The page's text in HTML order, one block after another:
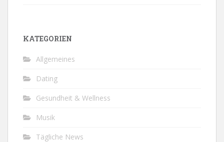
KATEGORIEN
Allgemeines
Dating
Gesundheit & Wellness
Musik
Tägliche News